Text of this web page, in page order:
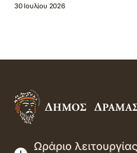
30 Ιουλίου 2026
Ωράριο